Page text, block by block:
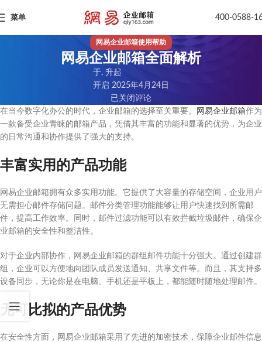
菜单 400-0588-
网易企业邮箱使用帮助
网易企业邮箱全面解析
于, 升起
开启 2025年4月24日
已关闭评论
在当今数字化办公的时代，企业邮箱的选择至关重要。
网易企业邮箱作为
一款备受企业青睐的邮箱产品，凭借其丰富的功能和显著的优势，为企业
的日常沟通和协作提供了强大的支持。
丰富实用的产品功能
网易企业邮箱拥有众多实用功能。它提供了大容量的存储空间，企业用户
无需担心邮件存储问题。邮件分类管理功能能够让用户快速找到所需邮
件，提高工作效率。同时，邮件过滤功能可以有效拦截垃圾邮件，确保企
业邮箱的安全性和整洁性。
对于企业内部协作，网易企业邮箱的群组邮件功能十分强大。通过创建群
组，企业可以方便地向团队成员发送通知、共享文件等。而且，其支持多
设备同步，无论你是在电脑、手机还是平板上，都能随时随地处理邮件。
无可比拟的产品优势
在安全性方面，网易企业邮箱采用了先进的加密技术，保障企业邮件信息